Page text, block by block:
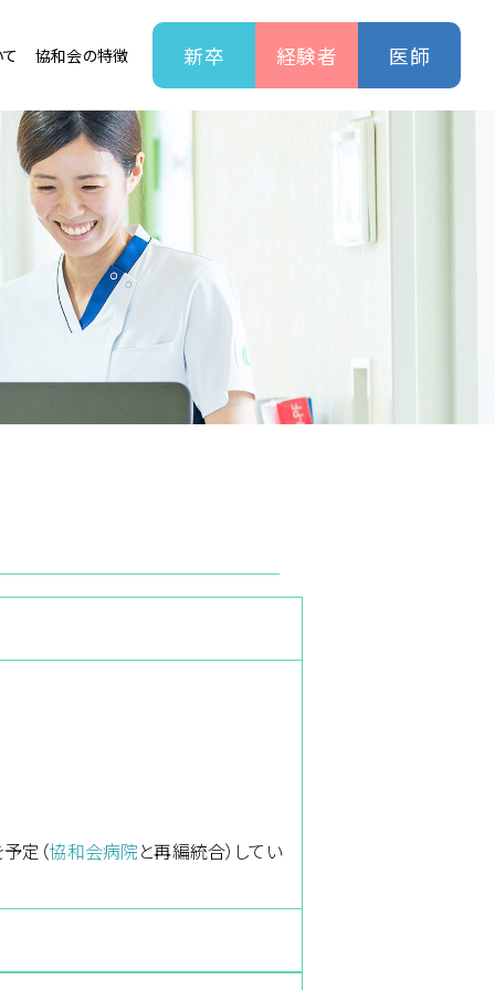
協和会の特徴 新卒 経験者 医師
定（協和会病院と再編統合）してい